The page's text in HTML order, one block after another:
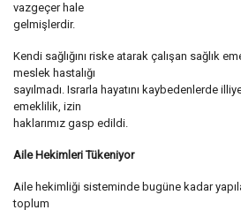
vazgeçer hale
gelmişlerdir.
Kendi sağlığını riske atarak çalışan sağlık
meslek hastalığı
sayılmadı. Israrla hayatını kaybedenlerde
emeklilik, izin
haklarımız gasp edildi.
Aile Hekimleri Tükeniyor
Aile hekimliği sisteminde bugüne kadar
toplum